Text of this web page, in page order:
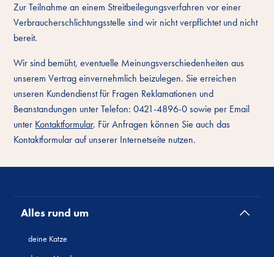
Zur Teilnahme an einem Streitbeilegungsverfahren vor einer
Verbraucherschlichtungsstelle sind wir nicht verpflichtet und nicht
bereit.
Wir sind bemüht, eventuelle Meinungsverschiedenheiten aus
unserem Vertrag einvernehmlich beizulegen. Sie erreichen
unseren Kundendienst für Fragen Reklamationen und
Beanstandungen unter Telefon: 0421-4896-0 sowie per Email
unter Kontaktformular. Für Anfragen können Sie auch das
Kontaktformular auf unserer Internetseite nutzen.
Alles rund um
deine Katze